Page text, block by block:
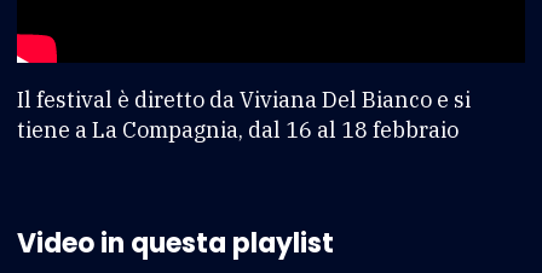
Il festival è diretto da Viviana Del Bianco e si
tiene a La Compagnia, dal 16 al 18 febbraio
Video in questa playlist